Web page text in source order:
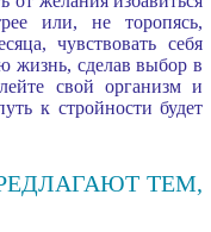
или, не торопясь,
чувствовать себя
жизнь, сделав выбор в
свой организм и
к стройности будет
ТЕМ,